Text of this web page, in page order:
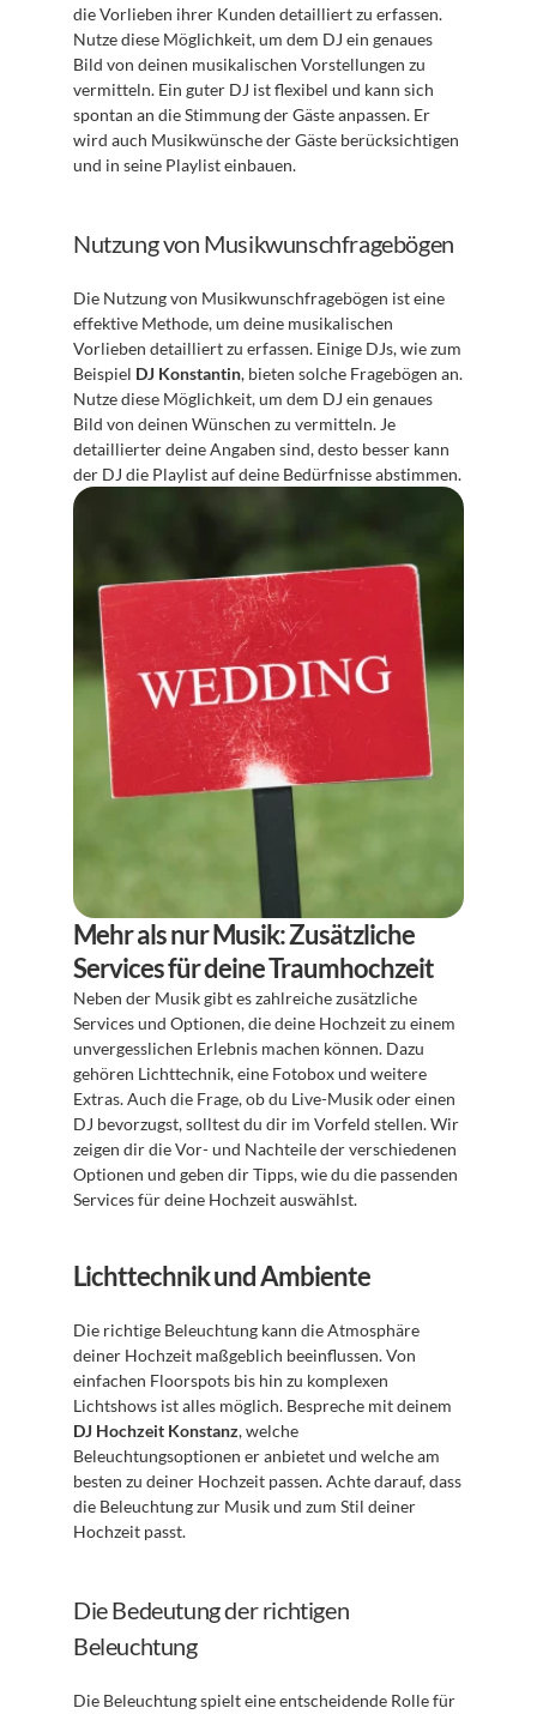
die Vorlieben ihrer Kunden detailliert zu erfassen.
Nutze diese Möglichkeit, um dem DJ ein genaues
Bild von deinen musikalischen Vorstellungen zu
vermitteln. Ein guter DJ ist flexibel und kann sich
spontan an die Stimmung der Gäste anpassen. Er
wird auch Musikwünsche der Gäste berücksichtigen
und in seine Playlist einbauen.
Nutzung von Musikwunschfragebögen
Die Nutzung von Musikwunschfragebögen ist eine
effektive Methode, um deine musikalischen
Vorlieben detailliert zu erfassen. Einige DJs, wie zum
Beispiel DJ Konstantin, bieten solche Fragebögen an.
Nutze diese Möglichkeit, um dem DJ ein genaues
Bild von deinen Wünschen zu vermitteln. Je
detaillierter deine Angaben sind, desto besser kann
der DJ die Playlist auf deine Bedürfnisse abstimmen.
Mehr als nur Musik: Zusätzliche
Services für deine Traumhochzeit
Neben der Musik gibt es zahlreiche zusätzliche
Services und Optionen, die deine Hochzeit zu einem
unvergesslichen Erlebnis machen können. Dazu
gehören Lichttechnik, eine Fotobox und weitere
Extras. Auch die Frage, ob du Live-Musik oder einen
DJ bevorzugst, solltest du dir im Vorfeld stellen. Wir
zeigen dir die Vor- und Nachteile der verschiedenen
Optionen und geben dir Tipps, wie du die passenden
Services für deine Hochzeit auswählst.
Lichttechnik und Ambiente
Die richtige Beleuchtung kann die Atmosphäre
deiner Hochzeit maßgeblich beeinflussen. Von
einfachen Floorspots bis hin zu komplexen
DJ Hochzeit Konstanz, welche
Beleuchtungsoptionen er anbietet und welche am
besten zu deiner Hochzeit passen. Achte darauf, dass
die Beleuchtung zur Musik und zum Stil deiner
Hochzeit passt.
Die Bedeutung der richtigen
Beleuchtung
Die Beleuchtung spielt eine entscheidende Rolle für